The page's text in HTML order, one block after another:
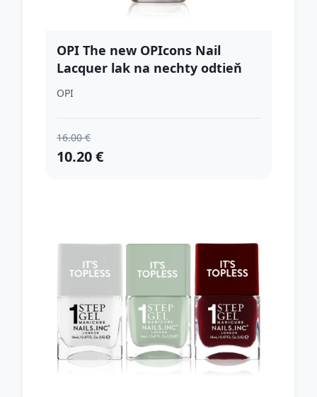
OPI The new OPIcons Nail
Lacquer lak na nechty odtieň
Put it in Airplane Mode 15 ml
OPI
16.00 €
10.20 €